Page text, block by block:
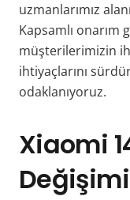
uzmanlarımız
Kapsamlı onarım
müşterilerimizin
ihtiyaçlarını
odaklanıyoruz.
Xiaomi
Değişimi